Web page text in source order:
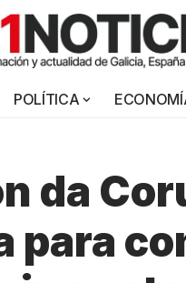
POLÍTICA
da
para